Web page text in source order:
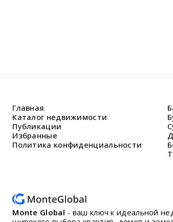
Главная
Каталог недвижимости
Публикации
Избранные
Политика конфиденциальности
Monte Global - ваш ключ к идеальной